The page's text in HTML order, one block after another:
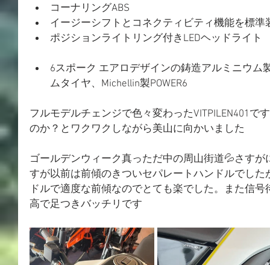
コーナリングABS
イージーシフトとコネクティビティ機能を標準
ポジションライトリング付きLEDヘッドライト
6スポーク エアロデザインの鋳造アルミニウム
ムタイヤ、Michellin製POWER6
フルモデルチェンジで色々変わったVITPILEN401で
のか？とワクワクしながら美山に向かいました
ゴールデンウィーク真っただ中の周山街道💦さす
すが以前は前傾のきついセパレートハンドルでし
ドルで適度な前傾なのでとても楽でした。また信
高で足つきバッチリです